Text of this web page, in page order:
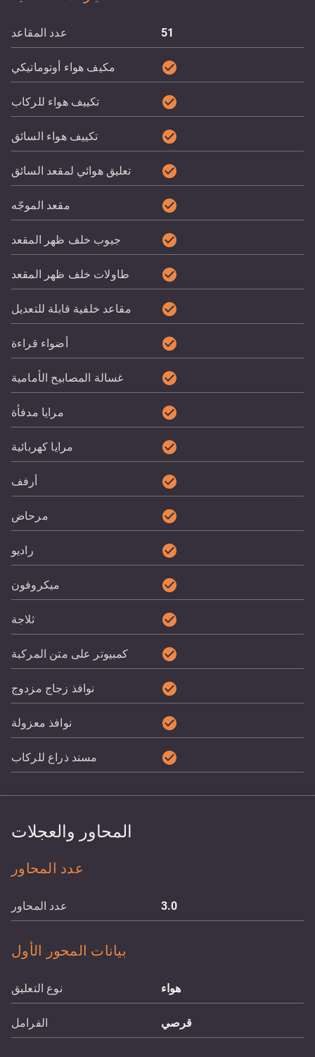
عدد المقاعد 51
مكيف هواء أوتوماتيكي check_circle
تكييف هواء للركاب check_circle
تكييف هواء السائق check_circle
تعليق هوائي لمقعد السائق check_circle
مقعد الموجّه check_circle
جيوب خلف ظهر المقعد check_circle
طاولات خلف ظهر المقعد check_circle
مقاعد خلفية قابلة للتعديل check_circle
أضواء قراءة check_circle
غسالة المصابيح الأمامية check_circle
مرايا مدفأة check_circle
مرايا كهربائية check_circle
أرفف check_circle
مرحاض check_circle
راديو check_circle
ميكروفون check_circle
ثلاجة check_circle
كمبيوتر على متن المركبة check_circle
نوافذ زجاج مزدوج check_circle
نوافذ معزولة check_circle
مسند ذراع للركاب check_circle
المحاور والعجلات
عدد المحاور
عدد المحاور 3.0
بيانات المحور الأول
نوع التعليق هواء
الفرامل قرصي